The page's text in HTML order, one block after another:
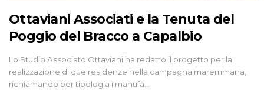
Ottaviani Associati e la Tenuta del
Poggio del Bracco a Capalbio
Lo Studio Associato Ottaviani ha redatto il progetto per la
realizzazione di due residenze nella campagna maremmana,
richiamando per tipologia i manufa…